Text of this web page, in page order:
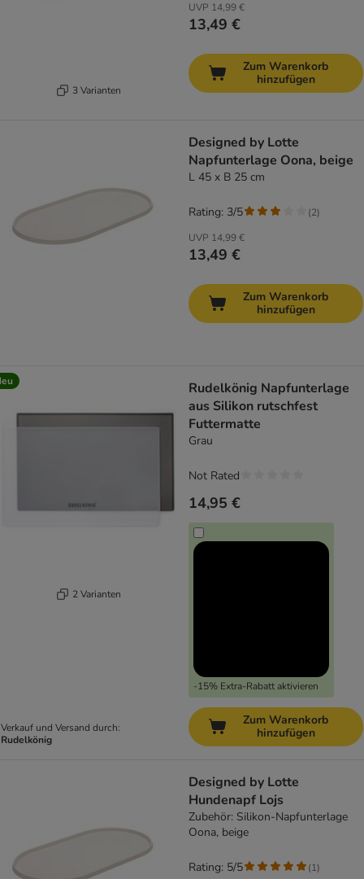
3 Varianten
UVP 14,99 €
13,49 €
Zum Warenkorb
hinzufügen
Designed by Lotte
Napfunterlage Oona, beige
L 45 x B 25 cm
UVP 14,99 €
13,49 €
Rating: 3/5 (2)
Zum Warenkorb
hinzufügen
2 Varianten
Verkauf und Versand durch:
Rudelkönig
Rudelkönig Napfunterlage
aus Silikon rutschfest
Futtermatte
Grau
14,95 €
-15% Extra-Rabatt aktivieren
Not Rated
Zum Warenkorb
hinzufügen
Designed by Lotte
Hundenapf Lojs
Zubehör: Silikon-Napfunterlage
Oona, beige
Rating: 5/5 (1)